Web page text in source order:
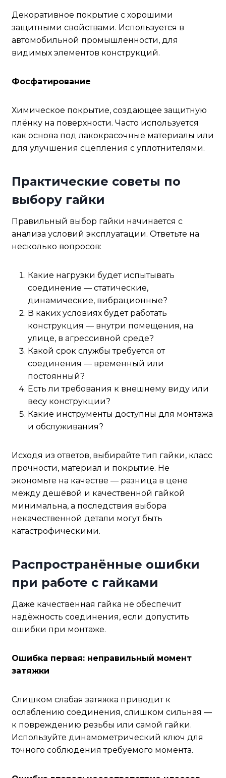
Декоративное покрытие с хорошими
защитными свойствами. Используется в
автомобильной промышленности, для
видимых элементов конструкций.
Фосфатирование
Химическое покрытие, создающее защитную
плёнку на поверхности. Часто используется
как основа под лакокрасочные материалы или
для улучшения сцепления с уплотнителями.
Практические советы по
выбору гайки
Правильный выбор гайки начинается с
анализа условий эксплуатации. Ответьте на
несколько вопросов:
Какие нагрузки будет испытывать
соединение — статические,
динамические, вибрационные?
В каких условиях будет работать
конструкция — внутри помещения, на
улице, в агрессивной среде?
Какой срок службы требуется от
соединения — временный или
постоянный?
Есть ли требования к внешнему виду или
весу конструкции?
Какие инструменты доступны для монтажа
и обслуживания?
Исходя из ответов, выбирайте тип гайки, класс
прочности, материал и покрытие. Не
экономьте на качестве — разница в цене
между дешёвой и качественной гайкой
минимальна, а последствия выбора
некачественной детали могут быть
катастрофическими.
Распространённые ошибки
при работе с гайками
Даже качественная гайка не обеспечит
надёжность соединения, если допустить
ошибки при монтаже.
Ошибка первая: неправильный момент
затяжки
Слишком слабая затяжка приводит к
ослаблению соединения, слишком сильная —
к повреждению резьбы или самой гайки.
Используйте динамометрический ключ для
точного соблюдения требуемого момента.